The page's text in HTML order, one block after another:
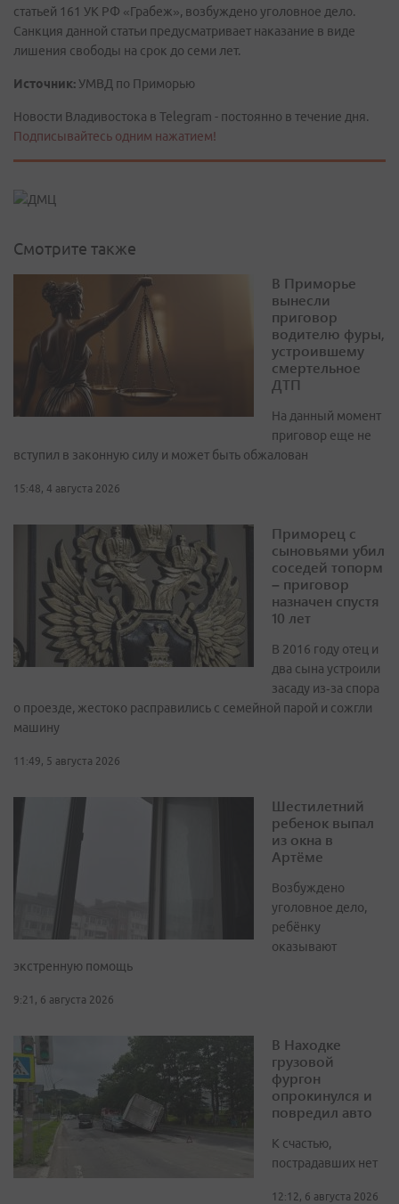
статьей 161 УК РФ «Грабеж», возбуждено уголовное дело.
Санкция данной статьи предусматривает наказание в виде
лишения свободы на срок до семи лет.
Источник: УМВД по Приморью
Новости Владивостока в Telegram - постоянно в течение дня.
Подписывайтесь одним нажатием!
Смотрите также
В Приморье
вынесли
приговор
водителю фуры,
устроившему
смертельное
ДТП
На данный момент
приговор еще не
вступил в законную силу и может быть обжалован
15:48, 4 августа 2026
Приморец с
сыновьями убил
соседей топорм
– приговор
назначен спустя
10 лет
В 2016 году отец и
два сына устроили
засаду из‑за спора
о проезде, жестоко расправились с семейной парой и сожгли
машину
11:49, 5 августа 2026
Шестилетний
ребенок выпал
из окна в
Артёме
Возбуждено
уголовное дело,
ребёнку
оказывают
экстренную помощь
9:21, 6 августа 2026
В Находке
грузовой
фургон
опрокинулся и
повредил авто
К счастью,
пострадавших нет
12:12, 6 августа 2026